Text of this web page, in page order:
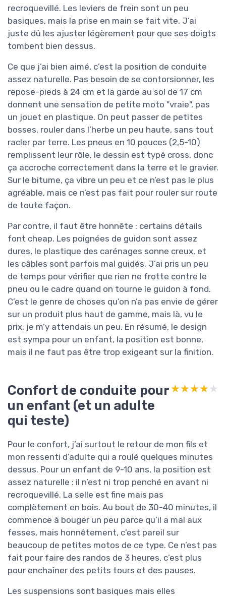
recroquevillé. Les leviers de frein sont un peu
basiques, mais la prise en main se fait vite. J’ai
juste dû les ajuster légèrement pour que ses doigts
tombent bien dessus.
Ce que j’ai bien aimé, c’est la position de conduite
assez naturelle. Pas besoin de se contorsionner, les
repose-pieds à 24 cm et la garde au sol de 17 cm
donnent une sensation de petite moto "vraie", pas
un jouet en plastique. On peut passer de petites
bosses, rouler dans l’herbe un peu haute, sans tout
racler par terre. Les pneus en 10 pouces (2,5-10)
remplissent leur rôle, le dessin est typé cross, donc
ça accroche correctement dans la terre et le gravier.
Sur le bitume, ça vibre un peu et ce n’est pas le plus
agréable, mais ce n’est pas fait pour rouler sur route
de toute façon.
Par contre, il faut être honnête : certains détails
font cheap. Les poignées de guidon sont assez
dures, le plastique des carénages sonne creux, et
les câbles sont parfois mal guidés. J’ai pris un peu
de temps pour vérifier que rien ne frotte contre le
pneu ou le cadre quand on tourne le guidon à fond.
C’est le genre de choses qu’on n’a pas envie de gérer
sur un produit plus haut de gamme, mais là, vu le
prix, je m’y attendais un peu. En résumé, le design
est sympa pour un enfant, la position est bonne,
mais il ne faut pas être trop exigeant sur la finition.
Confort de conduite pour
un enfant (et un adulte
qui teste)
★★★★★
★★★★★
Pour le confort, j’ai surtout le retour de mon fils et
mon ressenti d’adulte qui a roulé quelques minutes
dessus. Pour un enfant de 9-10 ans, la position est
assez naturelle : il n’est ni trop penché en avant ni
recroquevillé. La selle est fine mais pas
complètement en bois. Au bout de 30-40 minutes, il
commence à bouger un peu parce qu’il a mal aux
fesses, mais honnêtement, c’est pareil sur
beaucoup de petites motos de ce type. Ce n’est pas
fait pour faire des randos de 3 heures, c’est plus
pour enchaîner des petits tours et des pauses.
Les suspensions sont basiques mais elles